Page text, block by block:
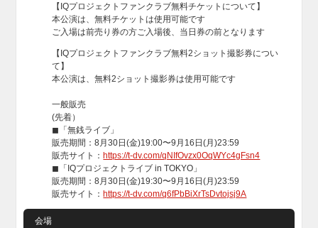
【IQプロジェクトファンクラブ無料チケットについて】
本公演は、無料チケットは使用可能です
ご入場は前売り券の方ご入場後、当日券の前となります
【IQプロジェクトファンクラブ無料2ショット撮影券につい
て】
本公演は、無料2ショット撮影券は使用可能です
一般販売
(先着）
◼︎「無銭ライブ」
販売期間：8月30日(金)19:00〜9月16日(月)23:59
販売サイト： https://t-dv.com/qNIfOvzx0OqWYc4gFsn4
◼︎「IQプロジェクトライブ in TOKYO」
販売期間：8月30日(金)19:30〜9月16日(月)23:59
販売サイト： https://t-dv.com/q6fPbBiXrTsDvtojsj9A
会場